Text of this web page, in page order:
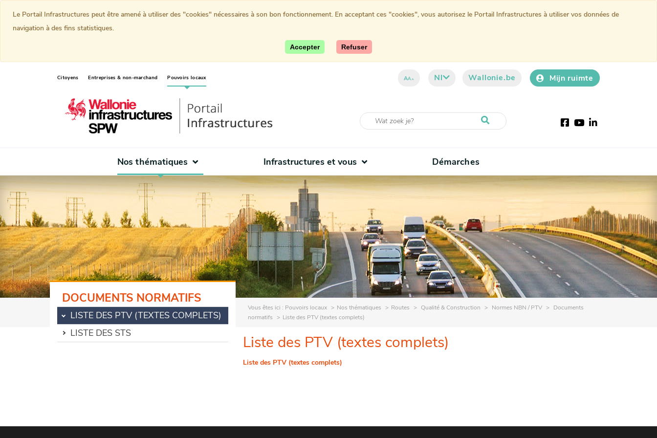
Citoyens Entreprises & non-marchand Pouvoirs locaux(current) AAA Nl Wallonie.be Mijn ruimte
Facebook
YouTube
LinkedIn
Nos thématiques Infrastructures et vous Démarches
Vous êtes ici : Pouvoirs locaux Nos thématiques Routes Qualité & Construction Normes NBN / PTV
Documents
normatifs
Liste des PTV (textes complets)
DOCUMENTS NORMATIFS
LISTE DES PTV (TEXTES COMPLETS)
LISTE DES STS
Liste des PTV (textes complets)
Liste des PTV (textes complets)
Le Portail Infrastructures peut être amené à utiliser des "cookies" nécessaires à son bon fonctionnement. En acceptant ces "cookies", vous autorisez le Portail Infrastructures à utiliser vos données de
navigation à des fins statistiques.
Accepter Refuser